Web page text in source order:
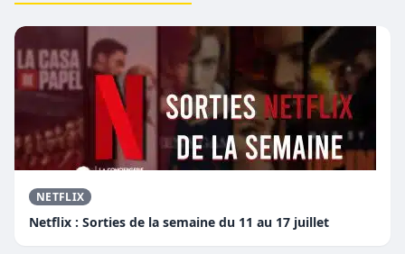
NETFLIX
Netflix : Sorties de la semaine du 11 au 17 juillet